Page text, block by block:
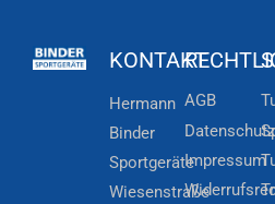
KONTAKT
Hermann
Binder
Sportgeräte
Wiesenstraße
AGB
Datenschutz
Impressum